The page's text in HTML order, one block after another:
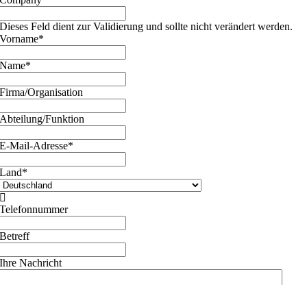
Dieses Feld dient zur Validierung und sollte nicht verändert werden.
Vorname*
Name*
Firma/Organisation
Abteilung/Funktion
E-Mail-Adresse*
Land*

Telefonnummer
Betreff
Ihre Nachricht